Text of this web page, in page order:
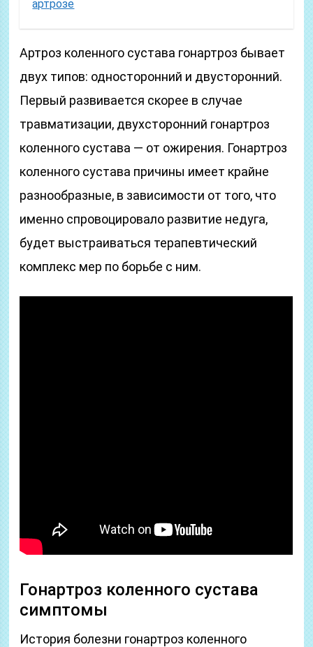
артрозе
Артроз коленного сустава гонартроз бывает
двух типов: односторонний и двусторонний.
Первый развивается скорее в случае
травматизации, двухсторонний гонартроз
коленного сустава — от ожирения. Гонартроз
коленного сустава причины имеет крайне
разнообразные, в зависимости от того, что
именно спровоцировало развитие недуга,
будет выстраиваться терапевтический
комплекс мер по борьбе с ним.
Гонартроз коленного сустава
симптомы
История болезни гонартроз коленного